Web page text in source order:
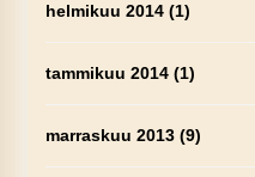
helmikuu 2014(1)
tammikuu 2014(1)
marraskuu 2013(9)